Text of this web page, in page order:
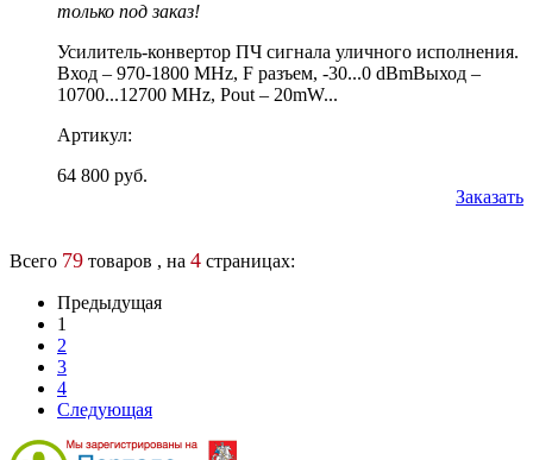
только под заказ!
Усилитель-конвертор ПЧ сигнала уличного исполнения.
Вход – 970-1800 MHz, F разъем, -30...0 dBmВыход –
10700...12700 MHz, Pout – 20mW...
Артикул:
64 800 руб.
Заказать
Всего 79 товаров , на 4 страницах:
Предыдущая
1
2
3
4
Следующая